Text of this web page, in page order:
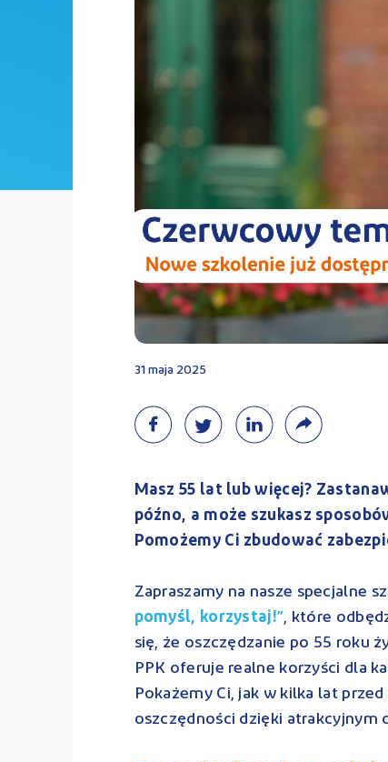
31 maja 2025
Masz 55 lat lub więcej?
późno, a może szukasz
Pomożemy Ci zbudować
Zapraszamy na nasze specjalne
pomyśl, korzystaj!”, które
się, że oszczędzanie po 55 roku
PPK oferuje realne korzyści dla
Pokażemy Ci, jak w kilka lat
oszczędności dzięki atrakcyjnym